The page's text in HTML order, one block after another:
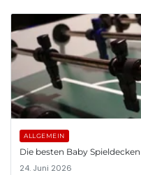
ALLGEMEIN
Die besten Baby
24. Juni 2026